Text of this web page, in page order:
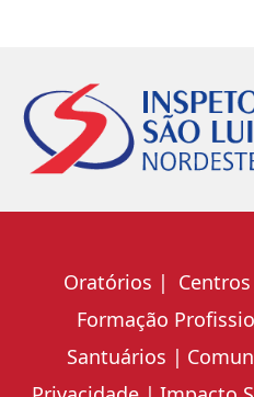
Oratórios
Formação
Santuários